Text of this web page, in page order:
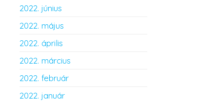
2022. június
2022. május
2022. április
2022. március
2022. február
2022. január